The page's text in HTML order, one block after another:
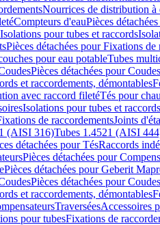
Nourrices de distribution à
Compteurs d'eauPièces
Isolations pour tubes et raccords
Pièces détachées pour Fixations de
pour eau potableTubes
Pièces détachées pour Coudes
et raccordements, démontables
avec raccord filetéTés pour
Isolations pour tubes et raccords
de raccordementsJoints
(AISI 316)Tubes 1.4521 (AISI
détachées pour TésRaccords
Pièces détachées pour
Pièces détachées pour Geberit
Pièces détachées pour Coudes
et raccordements, démontables
TraverséesAccessoires
pour tubesFixations de